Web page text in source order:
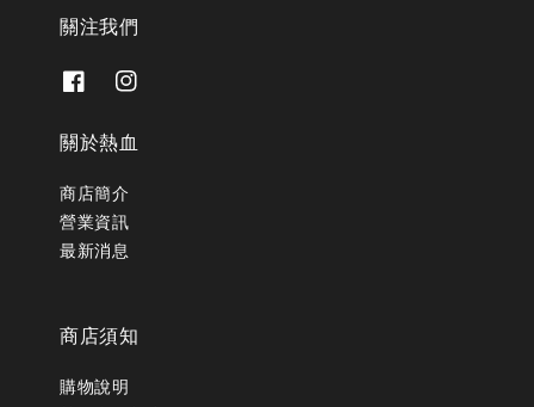
關注我們
關於熱血
商店簡介
營業資訊
最新消息
商店須知
購物說明